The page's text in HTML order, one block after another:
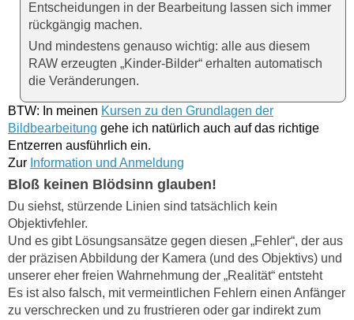
Entscheidungen in der Bearbeitung lassen sich immer
rückgängig machen.
Und mindestens genauso wichtig: alle aus diesem
RAW erzeugten „Kinder-Bilder“ erhalten automatisch
die Veränderungen.
BTW: In meinen Kursen zu den Grundlagen der
Bildbearbeitung gehe ich natürlich auch auf das richtige
Entzerren ausführlich ein.
Zur Information und Anmeldung
Bloß keinen Blödsinn glauben!
Du siehst, stürzende Linien sind tatsächlich kein
Objektivfehler.
Und es gibt Lösungsansätze gegen diesen „Fehler“, der aus
der präzisen Abbildung der Kamera (und des Objektivs) und
unserer eher freien Wahrnehmung der „Realität“ entsteht
Es ist also falsch, mit vermeintlichen Fehlern einen Anfänger
zu verschrecken und zu frustrieren oder gar indirekt zum